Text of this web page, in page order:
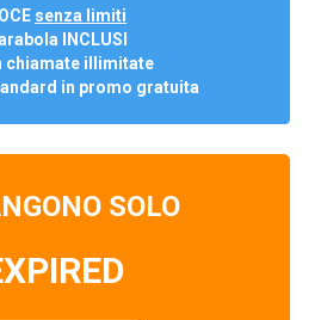
senza limiti
INCLUSI
chiamate illimitate
in promo gratuita
SOLO